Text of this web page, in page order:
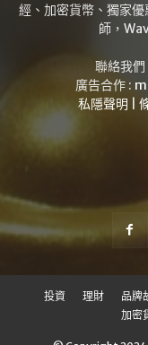
經、加密貨幣、獨家
師，
聯絡我們
廣告合作 :
私隱聲明
投資 理財 品牌
加密